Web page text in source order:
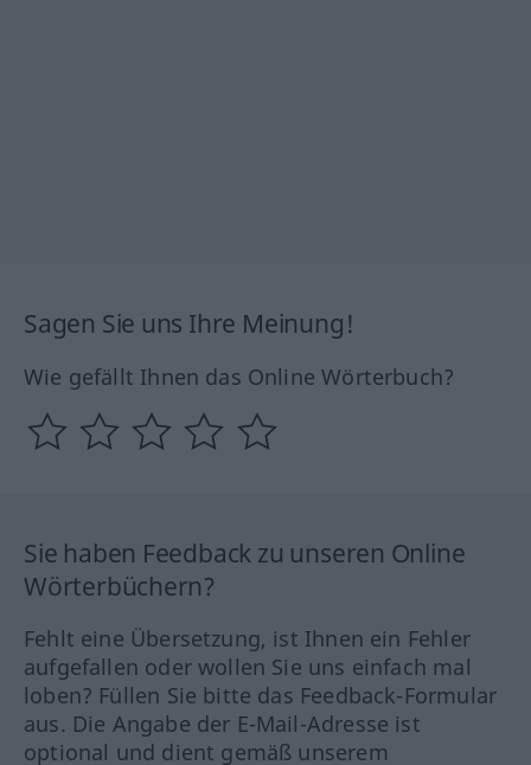
Sagen Sie uns Ihre Meinung!
Wie gefällt Ihnen das Online Wörterbuch?
Sie haben Feedback zu unseren Online
Wörterbüchern?
Fehlt eine Übersetzung, ist Ihnen ein Fehler
aufgefallen oder wollen Sie uns einfach mal
loben? Füllen Sie bitte das Feedback-Formular
aus. Die Angabe der E-Mail-Adresse ist
optional und dient gemäß unserem